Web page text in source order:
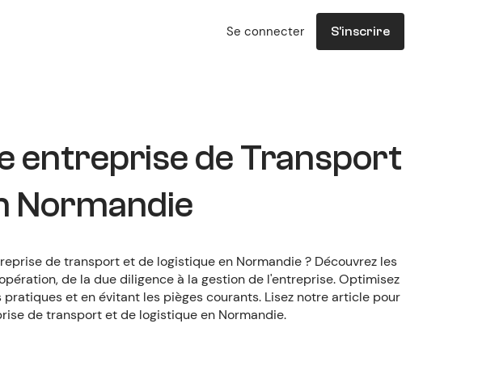
Se connecter S'inscrire
entreprise de Transport
Normandie
de transport et de logistique en Normandie ? Découvrez les
de la due diligence à la gestion de l'entreprise. Optimisez
et en évitant les pièges courants. Lisez notre article pour
de transport et de logistique en Normandie.